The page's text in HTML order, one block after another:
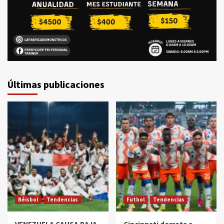
Últimas publicaciones
Béisbol Tendencias Futbol Tendencias